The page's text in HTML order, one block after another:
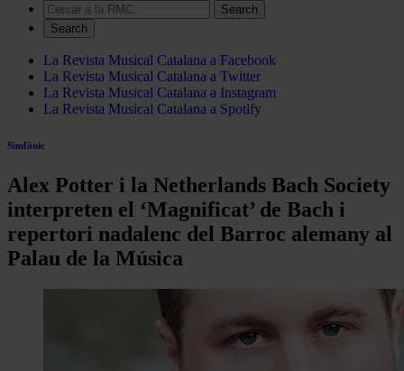
Search
La Revista Musical Catalana a Facebook
La Revista Musical Catalana a Twitter
La Revista Musical Catalana a Instagram
La Revista Musical Catalana a Spotify
Simfònic
Alex Potter i la Netherlands Bach Society
interpreten el ‘Magnificat’ de Bach i
repertori nadalenc del Barroc alemany al
Palau de la Música